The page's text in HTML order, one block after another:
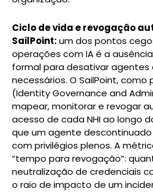
Ciclo de vida e revogação
SailPoint:um dos pontos
operações com IA é a
formal para desativar agentes
necessários. O SailPoint,
(Identity Governance and
mapear, monitorar e revogar
acesso de cada NHI ao longo
que um agente
com privilégios plenos. A
“tempo para revogação”:
neutralização de credenciais
o raio de impacto de um